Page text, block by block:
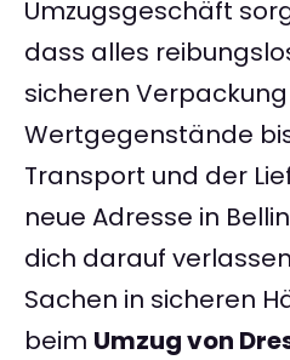
Umzugsgeschäft
dass alles
sicheren
Wertgegenstände
Transport und der
neue Adresse in
dich darauf
Sachen in sicheren
beim Umzug von